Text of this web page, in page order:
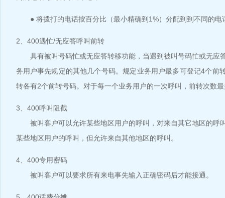
● 将拨打的电话按百分比（最小精确到1%）分配到到不同的电
2、400遇忙/无应答呼叫前转
具有被叫号码忙或无应答转移功能，当遇到被叫号码忙或无应
务用户事先规定的其他几个号码。规定业务用户最多可登记4个前
转各有2个前转号码。对于每一个业务用户的一次呼叫，前转次数
3、400呼叫阻截
被叫客户可以允许某些地区用户的呼叫，对来自其它地区的呼
某些地区用户的呼叫，但允许来自其他地区的呼叫。
4、400专用密码
被叫客户可以要求所有来电事先输入正确密码后才能接通。